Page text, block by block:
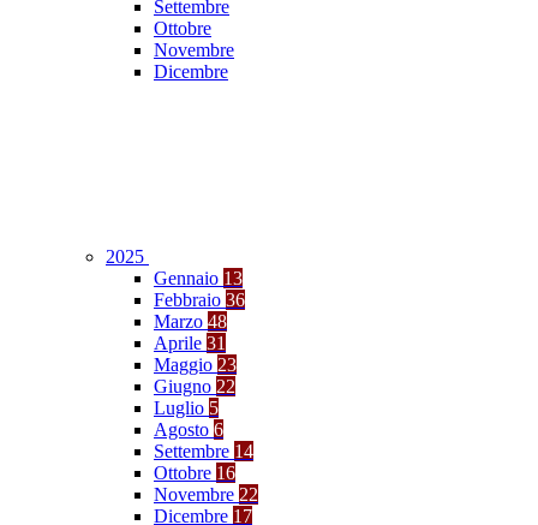
Settembre
Ottobre
Novembre
Dicembre
2025
Gennaio 13
Febbraio 36
Marzo 48
Aprile 31
Maggio 23
Giugno 22
Luglio 5
Agosto 6
Settembre 14
Ottobre 16
Novembre 22
Dicembre 17